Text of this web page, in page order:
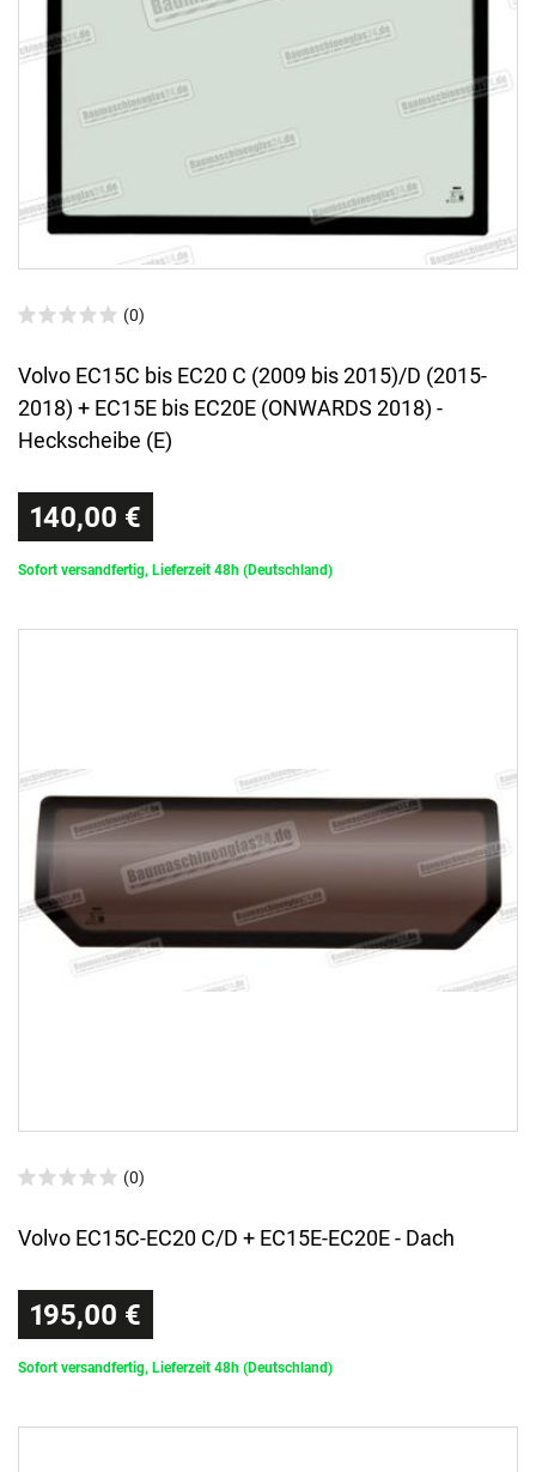
(0)
Volvo EC15C bis EC20 C (2009 bis 2015)/D (2015-
2018) + EC15E bis EC20E (ONWARDS 2018) -
Heckscheibe (E)
140,00 €
Sofort versandfertig, Lieferzeit 48h (Deutschland)
(0)
Volvo EC15C-EC20 C/D + EC15E-EC20E - Dach
195,00 €
Sofort versandfertig, Lieferzeit 48h (Deutschland)